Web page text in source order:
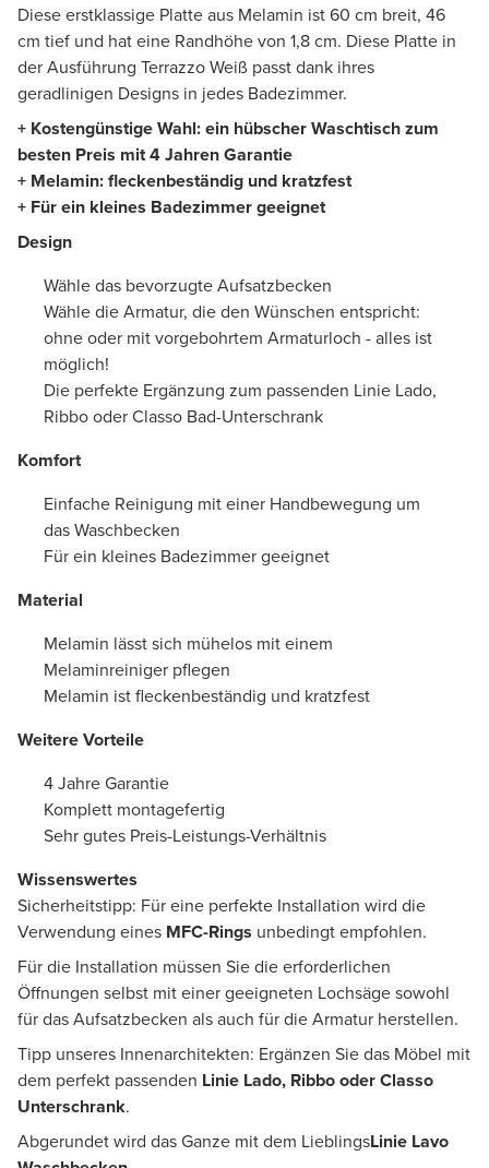
Diese erstklassige Platte aus Melamin ist 60 cm breit, 46
cm tief und hat eine Randhöhe von 1,8 cm. Diese Platte in
der Ausführung Terrazzo Weiß passt dank ihres
geradlinigen Designs in jedes Badezimmer.
+ Kostengünstige Wahl: ein hübscher Waschtisch zum
besten Preis mit 4 Jahren Garantie
+ Melamin: fleckenbeständig und kratzfest
+ Für ein kleines Badezimmer geeignet
Design
Wähle das bevorzugte Aufsatzbecken
Wähle die Armatur, die den Wünschen entspricht:
ohne oder mit vorgebohrtem Armaturloch - alles ist
möglich!
Die perfekte Ergänzung zum passenden Linie Lado,
Ribbo oder Classo Bad-Unterschrank
Komfort
Einfache Reinigung mit einer Handbewegung um
das Waschbecken
Für ein kleines Badezimmer geeignet
Material
Melamin lässt sich mühelos mit einem
Melaminreiniger pflegen
Melamin ist fleckenbeständig und kratzfest
Weitere Vorteile
4 Jahre Garantie
Komplett montagefertig
Sehr gutes Preis-Leistungs-Verhältnis
Wissenswertes
Sicherheitstipp: Für eine perfekte Installation wird die
Verwendung eines MFC-Rings unbedingt empfohlen.
Für die Installation müssen Sie die erforderlichen
Öffnungen selbst mit einer geeigneten Lochsäge sowohl
für das Aufsatzbecken als auch für die Armatur herstellen.
Tipp unseres Innenarchitekten: Ergänzen Sie das Möbel mit
dem perfekt passenden Linie Lado, Ribbo oder Classo
Unterschrank.
Abgerundet wird das Ganze mit dem LieblingsLinie Lavo